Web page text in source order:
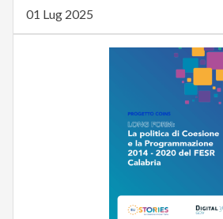
01 Lug 2025